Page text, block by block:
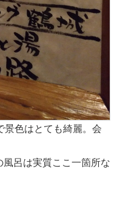
景色はとても綺麗。会
呂は実質ここ一箇所な